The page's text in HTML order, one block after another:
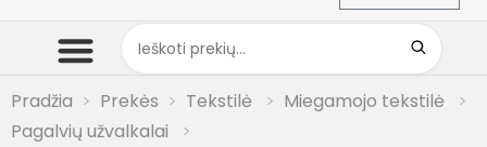
Pradžia Prekės Tekstilė
Miegamojo tekstilė
Pagalvių užvalkalai